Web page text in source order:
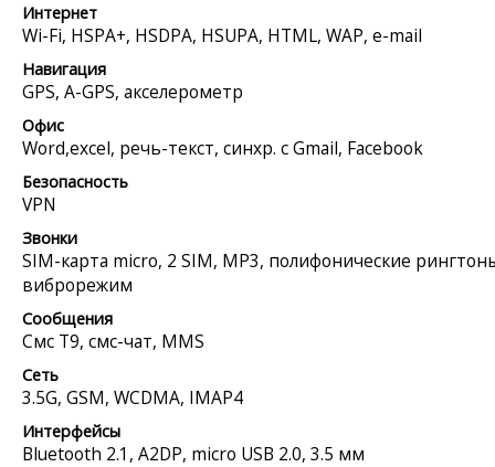
Интернет
Wi-Fi, HSPA+, HSDPA, HSUPA, HTML, WAP, e-mail
Навигация
GPS, A-GPS, акселерометр
Офис
Word,excel, речь-текст, синхр. с Gmail, Facebook
Безопасность
VPN
Звонки
SIM-карта micro, 2 SIM, MP3, полифонические
виброрежим
Сообщения
Смс Т9, смс-чат, MMS
Сеть
3.5G, GSM, WCDMA, IMAP4
Интерфейсы
Bluetooth 2.1, A2DP, micro USB 2.0, 3.5 мм